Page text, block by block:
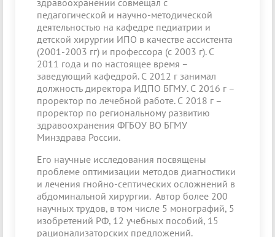
здравоохранении совмещал с
педагогической и научно-методической
деятельностью на кафедре педиатрии и
детской хирургии ИПО в качестве ассистента
(2001-2003 гг) и профессора (с 2003 г). С
2011 года и по настоящее время –
заведующий кафедрой. С 2012 г занимал
должность директора ИДПО БГМУ. С 2016 г –
проректор по лечебной работе. С 2018 г –
проректор по региональному развитию
здравоохранения ФГБОУ ВО БГМУ
Минздрава России.
Его научные исследования посвящены
проблеме оптимизации методов диагностики
и лечения гнойно-септических осложнений в
абдоминальной хирургии. Автор более 200
научных трудов, в том числе 5 монографий, 5
изобретений РФ, 12 учебных пособий, 15
рационализаторских предложений.